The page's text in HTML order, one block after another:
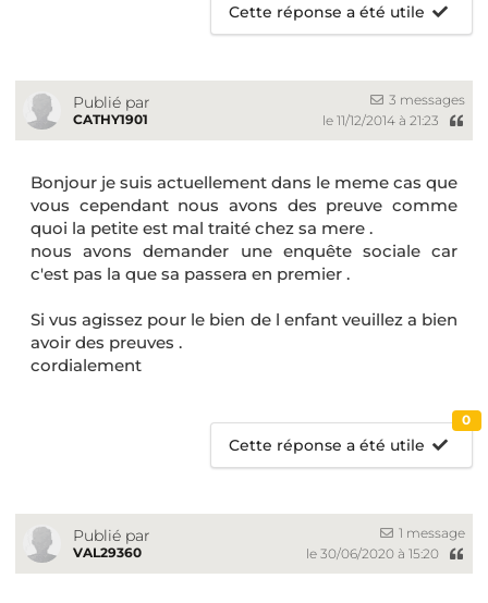
Cette réponse a été utile
Publié par
CATHY1901
3 messages
le 11/12/2014 à 21:23
Bonjour je suis actuellement dans le meme cas que
vous cependant nous avons des preuve comme
quoi la petite est mal traité chez sa mere .
nous avons demander une enquête sociale car
c'est pas la que sa passera en premier .
Si vus agissez pour le bien de l enfant veuillez a bien
avoir des preuves .
cordialement
Cette réponse a été utile
0
Publié par
VAL29360
1 message
le 30/06/2020 à 15:20